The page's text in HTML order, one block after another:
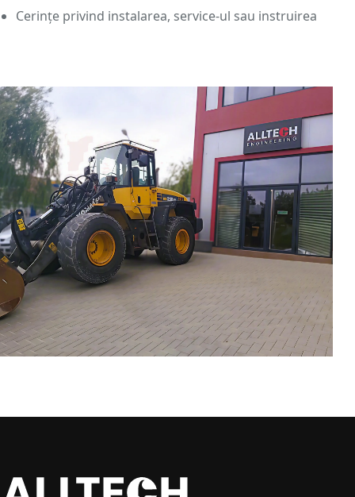
Cerințe privind instalarea, service-ul sau instruirea